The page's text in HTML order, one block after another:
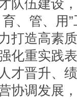
队伍建设
育、管、用
打造高素
化重实践
才晋升、
协调发展